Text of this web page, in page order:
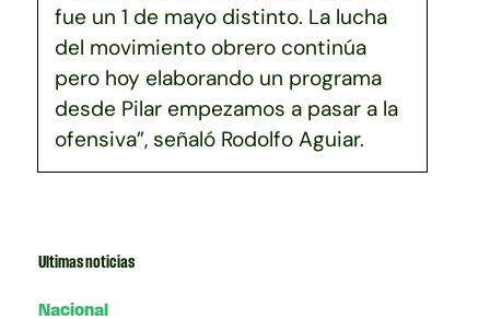
fue un 1 de mayo distinto. La lucha
del movimiento obrero continúa
pero hoy elaborando un programa
desde Pilar empezamos a pasar a la
ofensiva”, señaló Rodolfo Aguiar.
Ultimas noticias
Nacional